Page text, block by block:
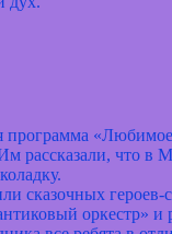
«Любимое
что в
оркестр» и